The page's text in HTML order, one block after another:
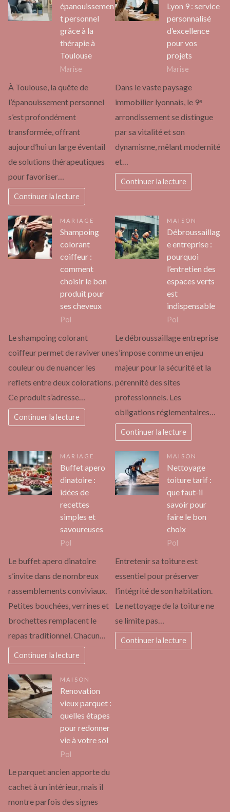
épanouissemen
t personnel
grâce à la
thérapie à
Toulouse
Marise
À Toulouse, la quête de
l’épanouissement personnel
s’est profondément
transformée, offrant
aujourd’hui un large éventail
de solutions thérapeutiques
pour favoriser…
Continuer la lecture
Lyon 9 : service
personnalisé
d’excellence
pour vos
projets
Marise
Dans le vaste paysage
immobilier lyonnais, le 9ᵉ
arrondissement se distingue
par sa vitalité et son
dynamisme, mêlant modernité
et…
Continuer la lecture
MARIAGE
Shampoing
colorant
coiffeur :
comment
choisir le bon
produit pour
ses cheveux
Pol
Le shampoing colorant
coiffeur permet de raviver une
couleur ou de nuancer les
reflets entre deux colorations.
Ce produit s’adresse…
Continuer la lecture
MAISON
Débroussaillag
e entreprise :
pourquoi
l’entretien des
espaces verts
est
indispensable
Pol
Le débroussaillage entreprise
s’impose comme un enjeu
majeur pour la sécurité et la
pérennité des sites
professionnels. Les
obligations réglementaires…
Continuer la lecture
MARIAGE
Buffet apero
dinatoire :
idées de
recettes
simples et
savoureuses
Pol
Le buffet apero dinatoire
s’invite dans de nombreux
rassemblements conviviaux.
Petites bouchées, verrines et
brochettes remplacent le
repas traditionnel. Chacun…
Continuer la lecture
MAISON
Nettoyage
toiture tarif :
que faut-il
savoir pour
faire le bon
choix
Pol
Entretenir sa toiture est
essentiel pour préserver
l’intégrité de son habitation.
Le nettoyage de la toiture ne
se limite pas…
Continuer la lecture
MAISON
Renovation
vieux parquet :
quelles étapes
pour redonner
vie à votre sol
Pol
Le parquet ancien apporte du
cachet à un intérieur, mais il
montre parfois des signes